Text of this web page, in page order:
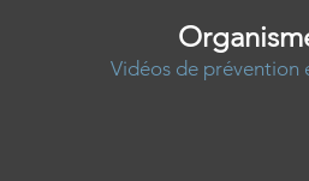
Vidéos de prévention